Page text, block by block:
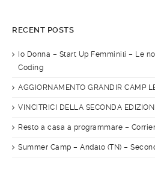
RECENT POSTS
Io Donna – Start Up Femminili – Le
Coding
AGGIORNAMENTO GRANDIR CAMP
VINCITRICI DELLA SECONDA
Resto a casa a programmare –
Summer Camp – Andalo (TN) –